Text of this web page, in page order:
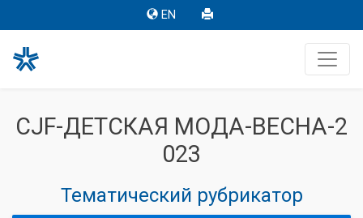
EN
CJF-ДЕТСКАЯ МОДА-ВЕСНА-2
023
Тематический рубрикатор